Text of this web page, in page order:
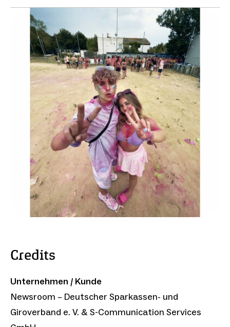
Credits
Unternehmen / Kunde
Newsroom – Deutscher Sparkassen- und
Giroverband e. V. & S-Communication Services